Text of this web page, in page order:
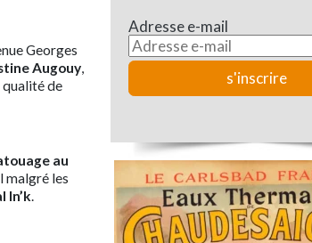
Georges
Augouy,
qualité de
au
malgré les
In’k.
Adresse e-mail